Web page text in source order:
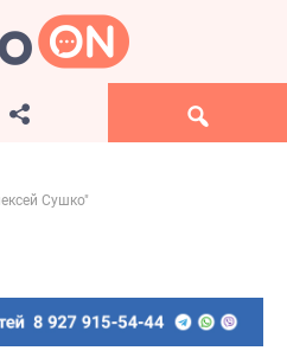
Сушко"